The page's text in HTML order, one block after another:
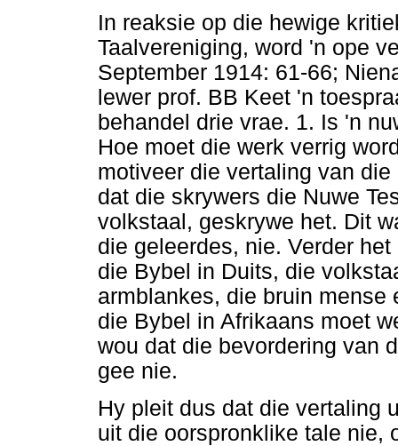
In reaksie op die hewige
Taalvereniging, word 'n ope
September 1914: 61-66;
lewer prof. BB Keet 'n
behandel drie vrae. 1. Is 'n
Hoe moet die werk verrig
motiveer die vertaling van
dat die skrywers die Nuwe
volkstaal, geskrywe het. Dit
die geleerdes, nie. Verder
die Bybel in Duits, die
armblankes, die bruin
die Bybel in Afrikaans moet
wou dat die bevordering van
gee nie.
Hy pleit dus dat die vertaling
uit die oorspronklike tale nie,